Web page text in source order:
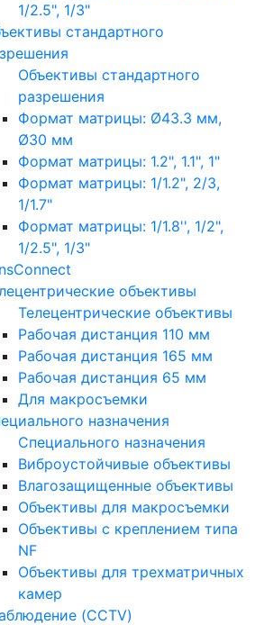
1/2.5", 1/3"
стандартного
Объективы стандартного
разрешения
Формат матрицы: Ø43.3 мм,
Ø30 мм
Формат матрицы: 1.2", 1.1", 1"
Формат матрицы: 1/1.2", 2/3,
1/1.7"
Формат матрицы: 1/1.8'', 1/2",
1/2.5", 1/3"
объективы
Телецентрические объективы
Рабочая дистанция 110 мм
Рабочая дистанция 165 мм
Рабочая дистанция 65 мм
Для макросъемки
назначения
Специального назначения
Виброустойчивые объективы
Влагозащищенные объективы
Объективы для макросъемки
Объективы с креплением типа
NF
Объективы для трехматричных
камер
(CCTV)